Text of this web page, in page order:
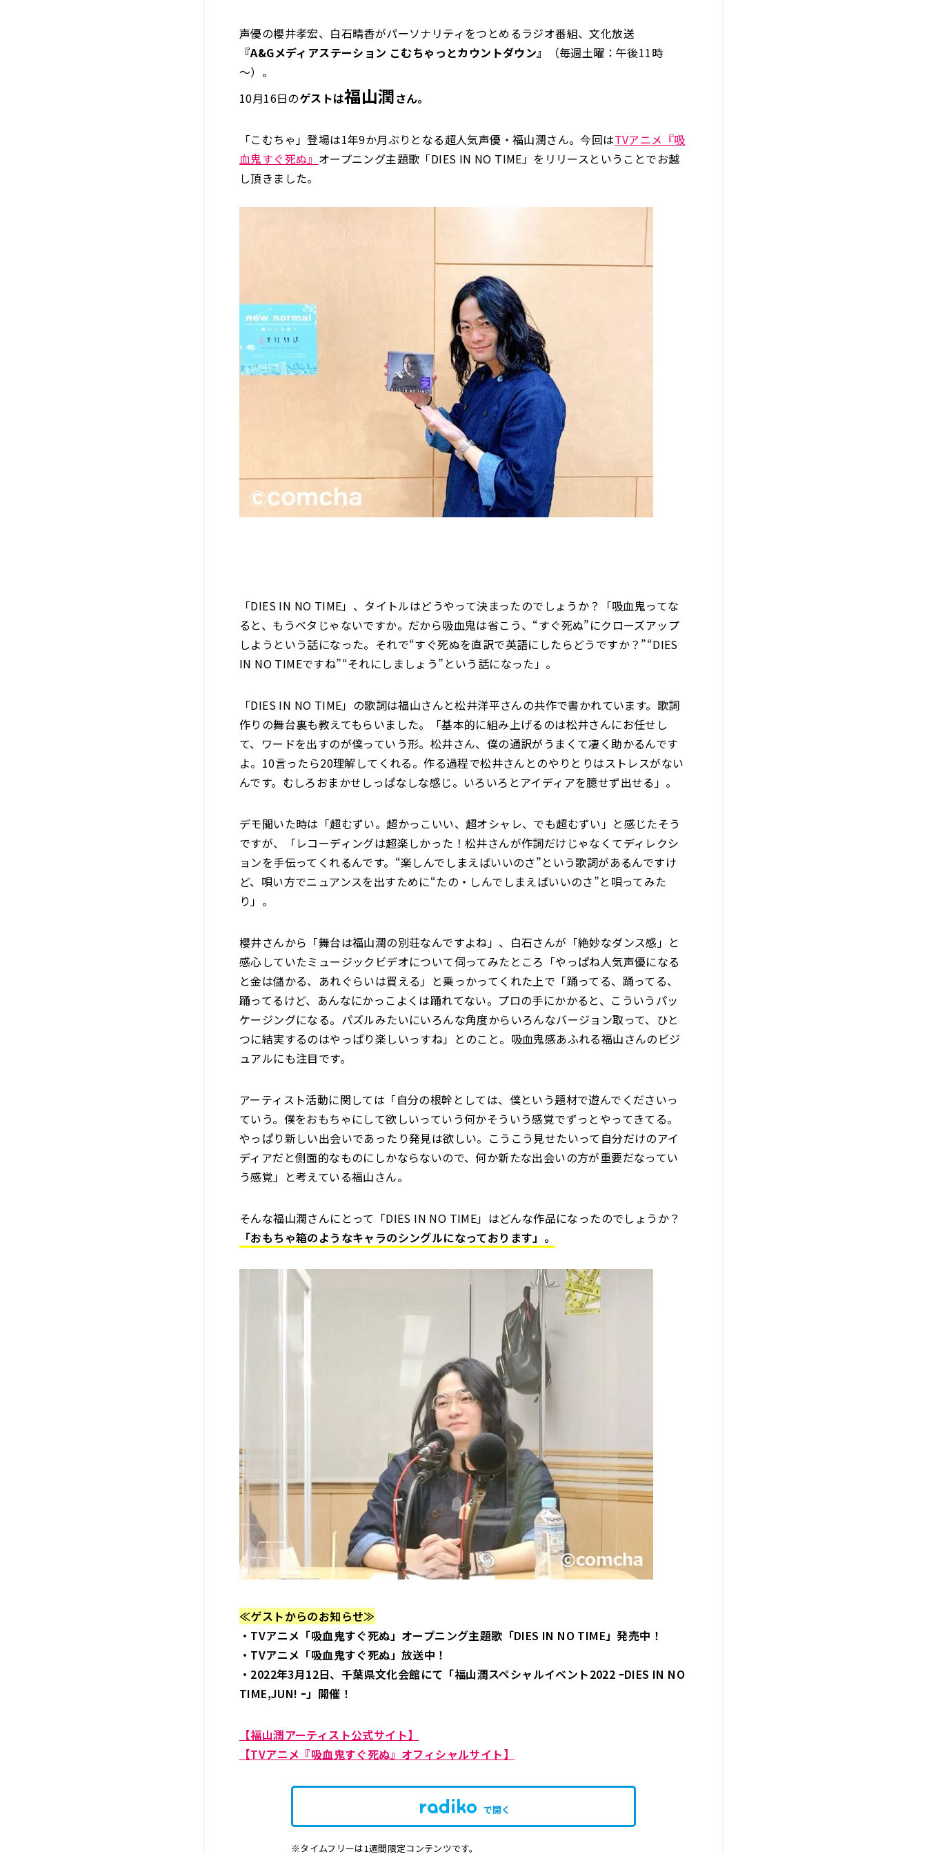
声優の櫻井孝宏、白石晴香がパーソナリティをつとめるラジオ番組、文化放送
『A&Gメディアステーション こむちゃっとカウントダウン』
（毎週土曜：午後11時
～）。
10月16日のゲストは福山潤さん。
「こむちゃ」登場は1年9か月ぶりとなる超人気声優・福山潤さん。今回はTVアニメ『吸
血鬼すぐ死ぬ』 オープニング主題歌「DIES IN NO TIME」をリリースということでお越
し頂きました。
「DIES IN NO TIME」、タイトルはどうやって決まったのでしょうか？「吸血鬼ってな
ると、もうベタじゃないですか。だから吸血鬼は省こう、“すぐ死ぬ”にクローズアップ
しようという話になった。それで“すぐ死ぬを直訳で英語にしたらどうですか？”“DIES
IN NO TIMEですね”“それにしましょう”という話になった」。
「DIES IN NO TIME」の歌詞は福山さんと松井洋平さんの共作で書かれています。歌詞
作りの舞台裏も教えてもらいました。「基本的に組み上げるのは松井さんにお任せし
て、ワードを出すのが僕っていう形。松井さん、僕の通訳がうまくて凄く助かるんです
よ。10言ったら20理解してくれる。作る過程で松井さんとのやりとりはストレスがない
んです。むしろおまかせしっぱなしな感じ。いろいろとアイディアを臆せず出せる」。
デモ聞いた時は「超むずい。超かっこいい、超オシャレ、でも超むずい」と感じたそう
ですが、「レコーディングは超楽しかった！松井さんが作詞だけじゃなくてディレクシ
ョンを手伝ってくれるんです。“楽しんでしまえばいいのさ”という歌詞があるんですけ
ど、唄い方でニュアンスを出すために“たの・しんでしまえばいいのさ”と唄ってみた
り」。
櫻井さんから「舞台は福山潤の別荘なんですよね」、白石さんが「絶妙なダンス感」と
感心していたミュージックビデオについて伺ってみたところ「やっぱね人気声優になる
と金は儲かる、あれぐらいは買える」と乗っかってくれた上で「踊ってる、踊ってる、
踊ってるけど、あんなにかっこよくは踊れてない。プロの手にかかると、こういうパッ
ケージングになる。パズルみたいにいろんな角度からいろんなバージョン取って、ひと
つに結実するのはやっぱり楽しいっすね」とのこと。吸血鬼感あふれる福山さんのビジ
ュアルにも注目です。
アーティスト活動に関しては「自分の根幹としては、僕という題材で遊んでくださいっ
ていう。僕をおもちゃにして欲しいっていう何かそういう感覚でずっとやってきてる。
やっぱり新しい出会いであったり発見は欲しい。こうこう見せたいって自分だけのアイ
ディアだと側面的なものにしかならないので、何か新たな出会いの方が重要だなってい
う感覚」と考えている福山さん。
そんな福山潤さんにとって「DIES IN NO TIME」はどんな作品になったのでしょうか？
「おもちゃ箱のようなキャラのシングルになっております」。
≪ゲストからのお知らせ≫
・TVアニメ「吸血鬼すぐ死ぬ」オープニング主題歌 「DIES IN NO TIME」発売中！
・TVアニメ「吸血鬼すぐ死ぬ」放送中！
・2022年3月12日、千葉県文化会館にて 「福山潤スペシャルイベント2022 ｰDIES IN NO
TIME,JUN! ｰ」開催！
【福山潤アーティスト公式サイト】
【TVアニメ『吸血鬼すぐ死ぬ』オフィシャルサイト】
で開く
※タイムフリーは1週間限定コンテンツです。